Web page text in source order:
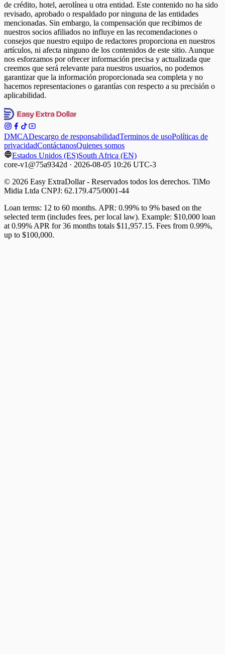
de crédito, hotel, aerolínea u otra entidad. Este contenido no ha sido
revisado, aprobado o respaldado por ninguna de las entidades
mencionadas. Sin embargo, la compensación que recibimos de
nuestros socios afiliados no influye en las recomendaciones o
consejos que nuestro equipo de redactores proporciona en nuestros
artículos, ni afecta ninguno de los contenidos de este sitio. Aunque
nos esforzamos por ofrecer información precisa y actualizada que
creemos que será relevante para nuestros usuarios, no podemos
garantizar que la información proporcionada sea completa y no
hacemos representaciones o garantías con respecto a su precisión o
aplicabilidad.
DMCADescargo de responsabilidadTerminos de usoPolíticas de
privacidadContáctanosQuienes somos
Estados Unidos (ES)South Africa (EN)
core-v1@75a9342d · 2026-08-05 10:26 UTC-3
© 2026 Easy ExtraDollar - Reservados todos los derechos. TiMo
Midia Ltda CNPJ: 62.179.475/0001-44
Loan terms: 12 to 60 months. APR: 0.99% to 9% based on the
selected term (includes fees, per local law). Example: $10,000 loan
at 0.99% APR for 36 months totals $11,957.15. Fees from 0.99%,
up to $100,000.